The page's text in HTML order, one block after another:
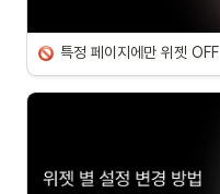
특정 페이지에만 위젯 OFF